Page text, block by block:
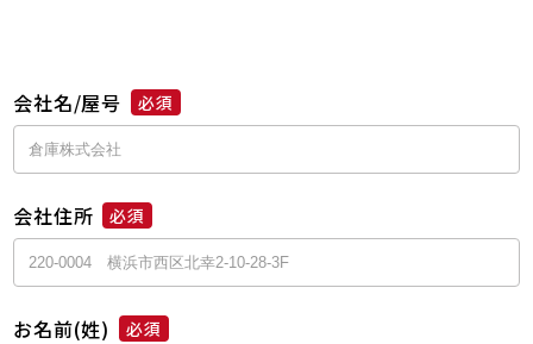
会社名/屋号 必須
会社住所 必須
お名前(姓) 必須